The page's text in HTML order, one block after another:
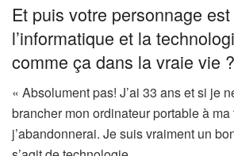
Et puis votre personnage
l’informatique et la
comme ça dans la vraie vie ?
« Absolument pas! J’ai 33 ans et si je
brancher mon ordinateur portable à
j’abandonnerai. Je suis vraiment un